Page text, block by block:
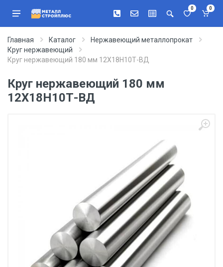
0 0
Главная Каталог
Нержавеющий металлопрокат
Круг нержавеющий
Круг нержавеющий 180 мм 12Х18Н10Т-ВД
Круг нержавеющий 180 мм
12Х18Н10Т-ВД